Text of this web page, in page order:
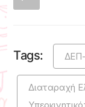
Tags:
Διαταραχή